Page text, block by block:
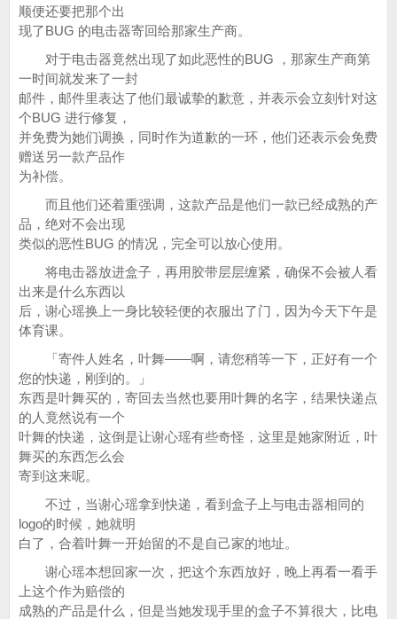
顺便还要把那个出
现了BUG 的电击器寄回给那家生产商。
对于电击器竟然出现了如此恶性的BUG ，那家生产商第
一时间就发来了一封
邮件，邮件里表达了他们最诚挚的歉意，并表示会立刻针对这
个BUG 进行修复，
并免费为她们调换，同时作为道歉的一环，他们还表示会免费
赠送另一款产品作
为补偿。
而且他们还着重强调，这款产品是他们一款已经成熟的产
品，绝对不会出现
类似的恶性BUG 的情况，完全可以放心使用。
将电击器放进盒子，再用胶带层层缠紧，确保不会被人看
出来是什么东西以
后，谢心瑶换上一身比较轻便的衣服出了门，因为今天下午是
体育课。
「寄件人姓名，叶舞——啊，请您稍等一下，正好有一个
您的快递，刚到的。」
东西是叶舞买的，寄回去当然也要用叶舞的名字，结果快递点
的人竟然说有一个
叶舞的快递，这倒是让谢心瑶有些奇怪，这里是她家附近，叶
舞买的东西怎么会
寄到这来呢。
不过，当谢心瑶拿到快递，看到盒子上与电击器相同的
logo的时候，她就明
白了，合着叶舞一开始留的不是自己家的地址。
谢心瑶本想回家一次，把这个东西放好，晚上再看一看手
上这个作为赔偿的
成熟的产品是什么，但是当她发现手里的盒子不算很大，比电